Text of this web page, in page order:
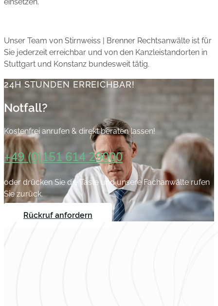
Unser Team von Stirnweiss | Brenner Rechtsanwälte ist für
Sie jederzeit erreichbar und von den Kanzleistandorten in
Stuttgart und Konstanz bundesweit tätig.
24H STUNDEN ERREICHBAR!
Notfall?
Kostenfrei anrufen & direkt beraten lassen!
+49 (0)151 614 29000
oder drücken Sie die Taste und unsere Fachanwälte rufen
Sie zurück.
Rückruf anfordern